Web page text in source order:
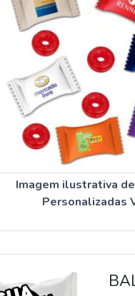
Imagem ilustrativa
Personalizadas